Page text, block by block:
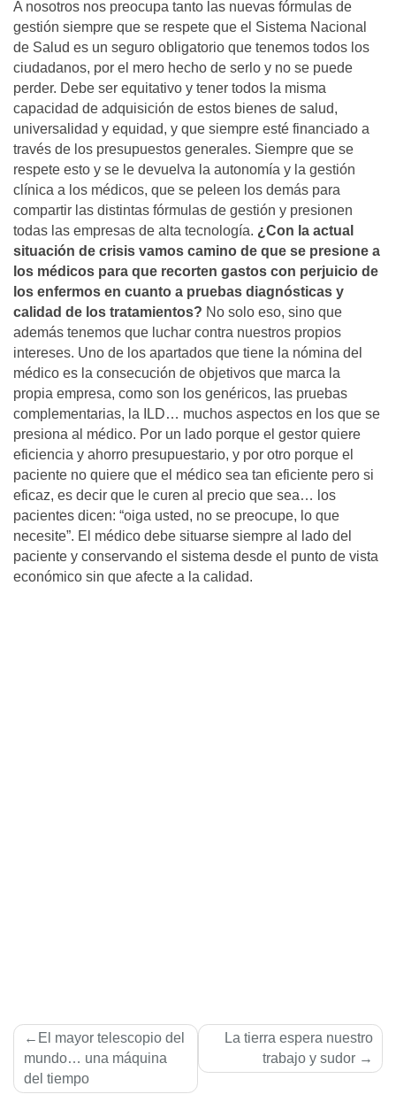
A nosotros nos preocupa tanto las nuevas fórmulas de
gestión siempre que se respete que el Sistema Nacional
de Salud es un seguro obligatorio que tenemos todos los
ciudadanos, por el mero hecho de serlo y no se puede
perder. Debe ser equitativo y tener todos la misma
capacidad de adquisición de estos bienes de salud,
universalidad y equidad, y que siempre esté financiado a
través de los presupuestos generales. Siempre que se
respete esto y se le devuelva la autonomía y la gestión
clínica a los médicos, que se peleen los demás para
compartir las distintas fórmulas de gestión y presionen
todas las empresas de alta tecnología. ¿Con la actual
situación de crisis vamos camino de que se presione a
los médicos para que recorten gastos con perjuicio de
los enfermos en cuanto a pruebas diagnósticas y
calidad de los tratamientos? No solo eso, sino que
además tenemos que luchar contra nuestros propios
intereses. Uno de los apartados que tiene la nómina del
médico es la consecución de objetivos que marca la
propia empresa, como son los genéricos, las pruebas
complementarias, la ILD… muchos aspectos en los que se
presiona al médico. Por un lado porque el gestor quiere
eficiencia y ahorro presupuestario, y por otro porque el
paciente no quiere que el médico sea tan eficiente pero si
eficaz, es decir que le curen al precio que sea… los
pacientes dicen: “oiga usted, no se preocupe, lo que
necesite”. El médico debe situarse siempre al lado del
paciente y conservando el sistema desde el punto de vista
económico sin que afecte a la calidad.
Navegación
de
entradas
El mayor telescopio del
mundo… una máquina
del tiempo
La tierra espera nuestro
trabajo y sudor